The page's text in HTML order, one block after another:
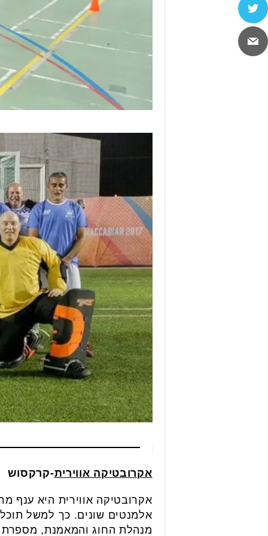
אקרובטיקה אווירית-קרקסוש
אקרובטיקה אווירית היא ענף
אלמנטים שונים. כך למשל
מנהלת החוג והמאמנת, מספרת